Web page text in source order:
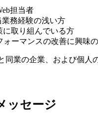
担当者
業務経験の浅い方
に取り組んでいる方
ォーマンスの改善に興味
同業の企業、および個人
ッセージ